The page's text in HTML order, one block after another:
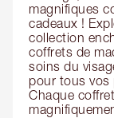
magnifiques
cadeaux !
collection
coffrets de
soins du
pour tous vos
Chaque